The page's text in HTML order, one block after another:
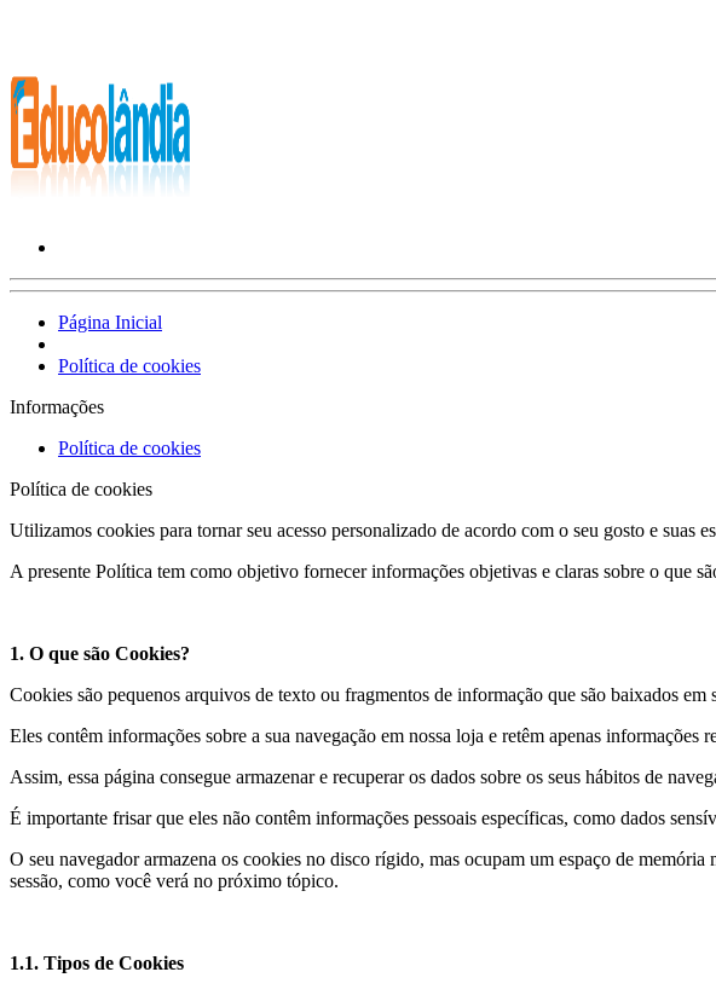
Página Inicial
Política de cookies
Informações
Política de cookies
Política de cookies
Utilizamos cookies para tornar seu acesso personalizado de acordo com o seu gosto e
A presente Política tem como objetivo fornecer informações objetivas e claras sobre o que
1. O que são Cookies?
Cookies são pequenos arquivos de texto ou fragmentos de informação que são baixados
Eles contêm informações sobre a sua navegação em nossa loja e retêm apenas informações
Assim, essa página consegue armazenar e recuperar os dados sobre os seus hábitos de
É importante frisar que eles não contêm informações pessoais específicas, como dados
O seu navegador armazena os cookies no disco rígido, mas ocupam um espaço de
sessão, como você verá no próximo tópico.
1.1. Tipos de Cookies